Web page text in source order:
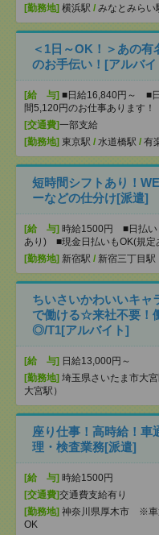
[勤務地] 横浜駅 / みなとみらい
＜1日～OK！＞あの
のお手伝い！[アルバイ
[給 与] ■日給16,840円～ ■
間5,120円のお仕事あります！
[交通費]一部支給
[勤務地] 東京駅 / 水道橋駅 / 有
短時間シフトあり！
ーなどの仕分け[派遣]
[給 与] 時給1500円 ■日払い
あり) ■現金日払いもOK(規定
[勤務地] 新宿駅 / 新宿三丁目駅
ちいさいかわいいキャ
で働ける☆来社不要！
◎/T1[アルバイト]
[給 与] 日給13,000円～
[勤務地] 埼玉県さいたま市大
大宮駅）
座り仕事！高時給！車
理・検査業務[派遣]
[給 与] 時給1500円
[交通費]交通費支給有り
[勤務地] 神奈川県厚木市 ※車
OK